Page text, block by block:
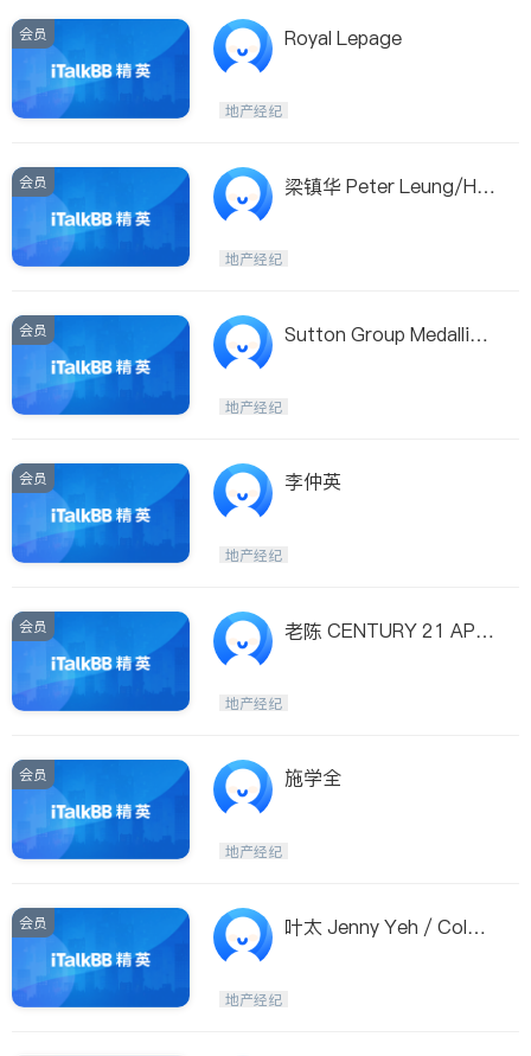
会员 Royal Lepage
地产经纪
会员
梁镇华 Peter Leung/Ho
地产经纪
会员
Sutton Group Medallion
地产经纪
会员 李仲英
地产经纪
会员
老陈 CENTURY 21 APE
地产经纪
会员 施学全
地产经纪
会员
叶太 Jenny Yeh / Coldw
地产经纪